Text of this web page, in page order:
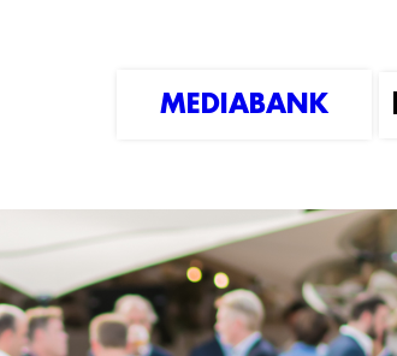
MEDIABANK